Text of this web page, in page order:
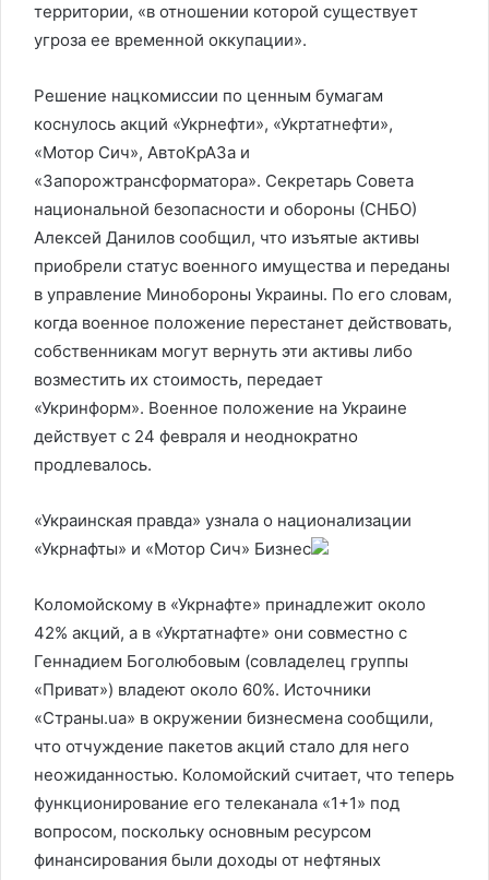
территории, «в отношении которой существует
угроза ее временной оккупации».
Решение нацкомиссии по ценным бумагам
коснулось акций «Укрнефти», «Укртатнефти»,
«Мотор Сич», АвтоКрАЗа и
«Запорожтрансформатора». Секретарь Совета
национальной безопасности и обороны (СНБО)
Алексей Данилов сообщил, что изъятые активы
приобрели статус военного имущества и переданы
в управление Минобороны Украины. По его словам,
когда военное положение перестанет действовать,
собственникам могут вернуть эти активы либо
возместить их стоимость, передает
«Укринформ». Военное положение на Украине
действует с 24 февраля и неоднократно
продлевалось.
«Украинская правда» узнала о национализации
«Укрнафты» и «Мотор Сич» Бизнес
Коломойскому в «Укрнафте» принадлежит около
42% акций, а в «Укртатнафте» они совместно с
Геннадием Боголюбовым (совладелец группы
«Приват») владеют около 60%. Источники
«Страны.ua» в окружении бизнесмена сообщили,
что отчуждение пакетов акций стало для него
неожиданностью. Коломойский считает, что теперь
функционирование его телеканала «1+1» под
вопросом, поскольку основным ресурсом
финансирования были доходы от нефтяных